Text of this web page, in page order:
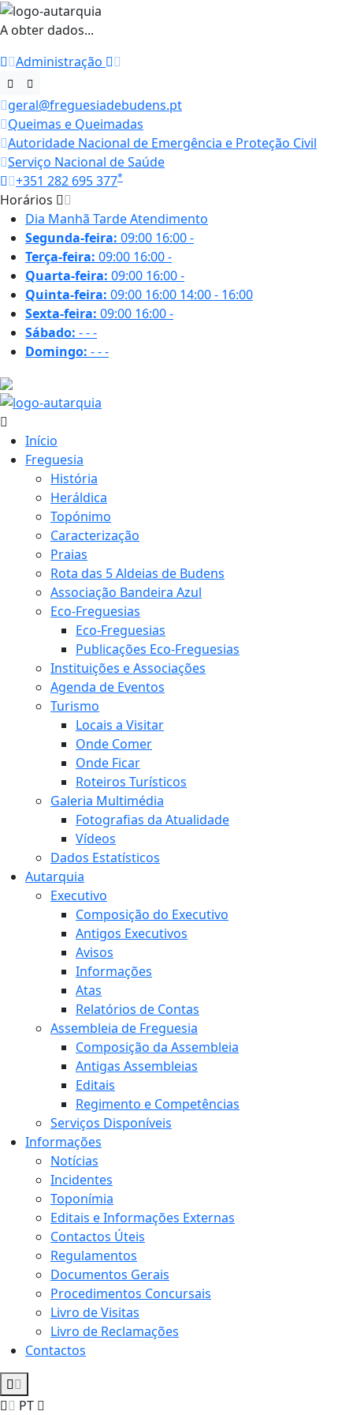
A obter dados...
Administração
geral@freguesiadebudens.pt
Queimas e Queimadas
Autoridade Nacional de Emergência e Proteção Civil
Serviço Nacional de Saúde
+351 282 695 377*
Horários
Dia Manhã TardeAtendimento
Segunda-feira: 09:00 16:00-
Terça-feira: 09:00 16:00-
Quarta-feira: 09:00 16:00-
Quinta-feira: 09:00 16:00 14:00 - 16:00
Sexta-feira: 09:00 16:00-
Sábado: ---
Domingo: ---
Início
Freguesia
História
Heráldica
Topónimo
Caracterização
Praias
Rota das 5 Aldeias de Budens
Associação Bandeira Azul
Eco-Freguesias
Eco-Freguesias
Publicações Eco-Freguesias
Instituições e Associações
Agenda de Eventos
Turismo
Locais a Visitar
Onde Comer
Onde Ficar
Roteiros Turísticos
Galeria Multimédia
Fotografias da Atualidade
Vídeos
Dados Estatísticos
Autarquia
Executivo
Composição do Executivo
Antigos Executivos
Avisos
Informações
Atas
Relatórios de Contas
Assembleia de Freguesia
Composição da Assembleia
Antigas Assembleias
Editais
Regimento e Competências
Serviços Disponíveis
Informações
Notícias
Incidentes
Toponímia
Editais e Informações Externas
Contactos Úteis
Regulamentos
Documentos Gerais
Procedimentos Concursais
Livro de Visitas
Livro de Reclamações
Contactos
PT